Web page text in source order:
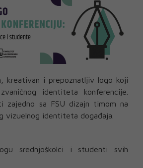
kreativan i prepoznatljiv logo koji
identiteta konferencije.
zajedno sa FSU dizajn timom na
vizuelnog identiteta događaja.
srednjoškolci i studenti svih